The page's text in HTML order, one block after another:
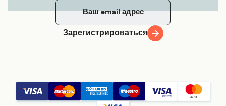
Зарегистрироваться